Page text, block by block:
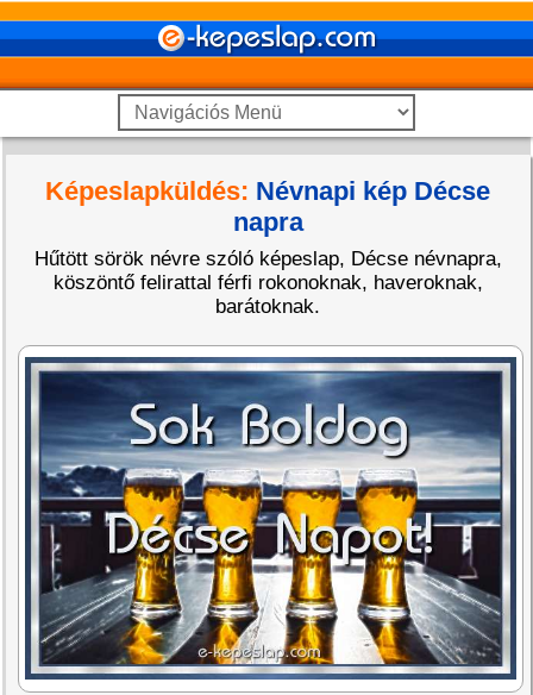
Képeslapküldés: Névnapi kép Décse
napra
Hűtött sörök névre szóló képeslap, Décse névnapra,
köszöntő felirattal férfi rokonoknak, haveroknak,
barátoknak.